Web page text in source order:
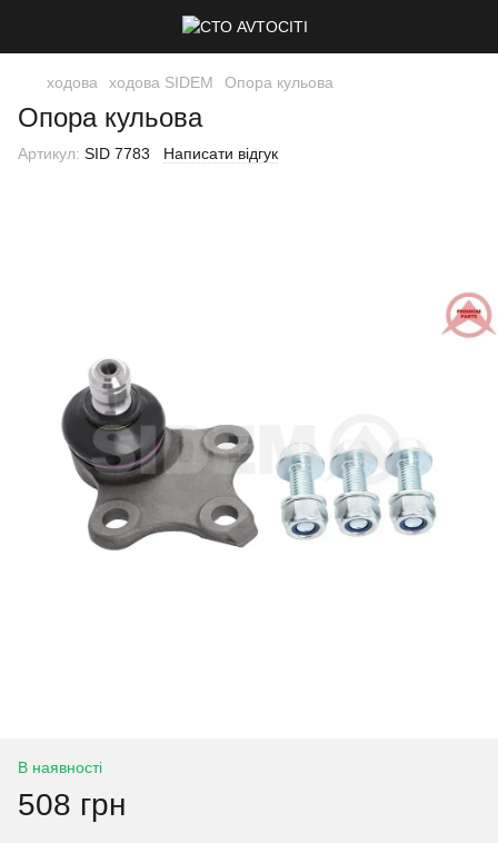
ходова ходова SIDEM Опора кульова
Опора кульова
Артикул: SID 7783 Написати відгук
В наявності
508 грн